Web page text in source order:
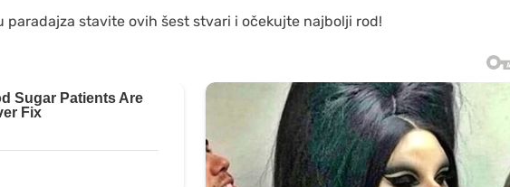
paradajza stavite ovih šest stvari i očekujte najbolji rod!